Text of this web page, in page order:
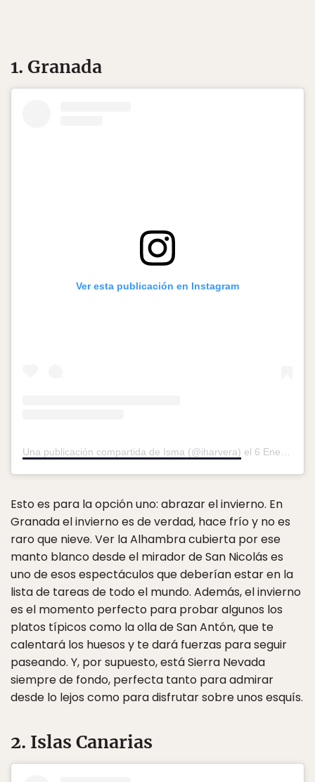
1. Granada
Ver esta publicación en Instagram
Una publicación compartida de Isma (@iharvera) el 6 Ene, 2018 a las 6:58 PST
Esto es para la opción uno: abrazar el invierno. En
Granada el invierno es de verdad, hace frío y no es
raro que nieve. Ver la Alhambra cubierta por ese
manto blanco desde el mirador de San Nicolás es
uno de esos espectáculos que deberían estar en la
lista de tareas de todo el mundo. Además, el invierno
es el momento perfecto para probar algunos los
platos típicos como la olla de San Antón, que te
calentará los huesos y te dará fuerzas para seguir
paseando. Y, por supuesto, está Sierra Nevada
siempre de fondo, perfecta tanto para admirar
desde lo lejos como para disfrutar sobre unos esquís.
2. Islas Canarias